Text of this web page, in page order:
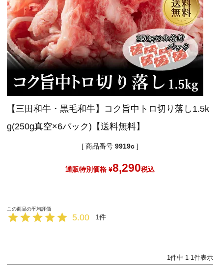
【三田和牛・黒毛和牛】コク旨中トロ切り落し1.5k
g(250g真空×6パック)【送料無料】
商品番号 9919c
通販特別価格 ¥8,290税込
5.00 1
1件中 1-1件表示